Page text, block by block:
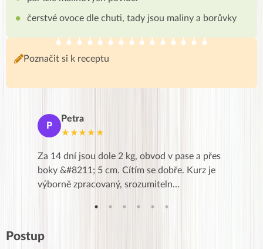
čerstvé ovoce dle chuti, tady jsou maliny a borůvky
Poznačit si k receptu
P
Petra
★★★★★
Za 14 dní jsou dole 2 kg, obvod v pase a přes
boky &#8211; 5 cm. Cítím se dobře. Kurz je
výborně zpracovaný, srozumiteln…
Postup